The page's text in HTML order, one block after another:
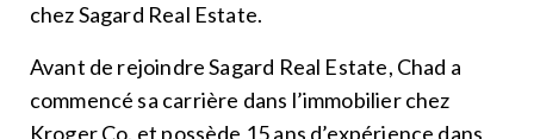
chez Sagard Real Estate.
Avant de rejoindre Sagard Real Estate, Chad a
commencé sa carrière dans l’immobilier chez
Kroger Co. et possède 15 ans d’expérience dans